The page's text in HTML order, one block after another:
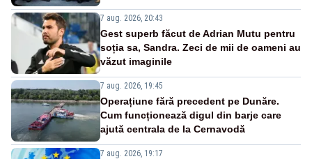
7 aug. 2026, 20:43
Gest superb făcut de Adrian Mutu pentru
soția sa, Sandra. Zeci de mii de oameni au
văzut imaginile
7 aug. 2026, 19:45
Operațiune fără precedent pe Dunăre.
Cum funcționează digul din barje care
ajută centrala de la Cernavodă
7 aug. 2026, 19:17